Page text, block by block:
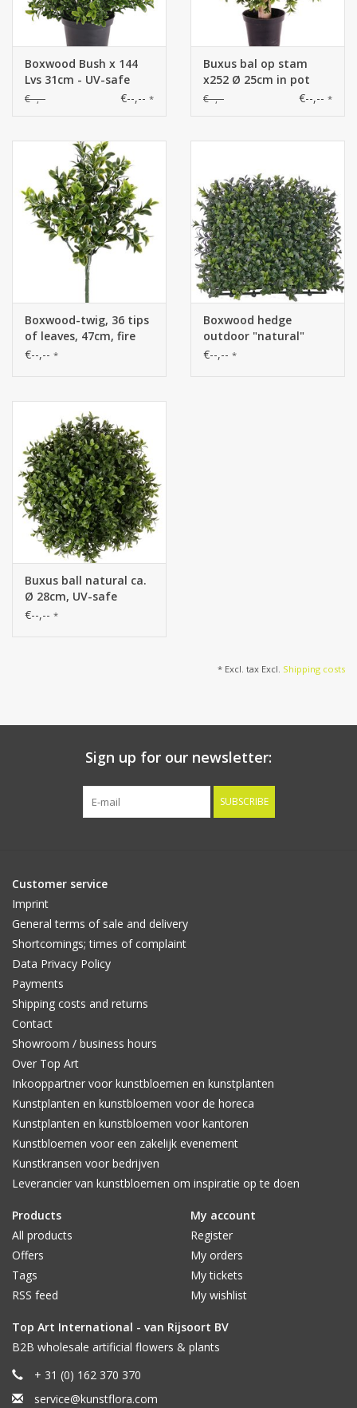
Boxwood Bush x 144
Lvs 31cm - UV-safe
€--,-- €--,-- *
Buxus bal op stam
x252 Ø 25cm in pot
€--,-- €--,-- *
Boxwood-twig, 36 tips
of leaves, 47cm, fire
retardant
€--,-- *
Boxwood hedge
outdoor "natural"
element UV-SAFE
€--,-- *
Buxus ball natural ca.
Ø 28cm, UV-safe
€--,-- *
* Excl. tax Excl. Shipping costs
Sign up for our newsletter:
SUBSCRIBE
Customer service
Imprint
General terms of sale and delivery
Shortcomings; times of complaint
Data Privacy Policy
Payments
Shipping costs and returns
Contact
Showroom / business hours
Over Top Art
Inkooppartner voor kunstbloemen en kunstplanten
Kunstplanten en kunstbloemen voor de horeca
Kunstplanten en kunstbloemen voor kantoren
Kunstbloemen voor een zakelijk evenement
Kunstkransen voor bedrijven
Leverancier van kunstbloemen om inspiratie op te doen
Products
All products
Offers
Tags
RSS feed
My account
Register
My orders
My tickets
My wishlist
Top Art International - van Rijsoort BV
B2B wholesale artificial flowers & plants
+ 31 (0) 162 370 370
service@kunstflora.com